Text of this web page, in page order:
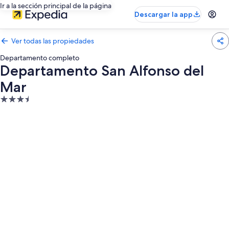
Ir a la sección principal de la página
Descargar la app
Ver todas las propiedades
Departamento completo
Departamento San Alfonso del
Mar
Propiedad